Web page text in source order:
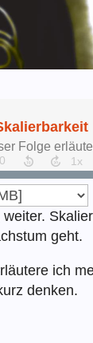
weiter.
geht.
ich
denken.